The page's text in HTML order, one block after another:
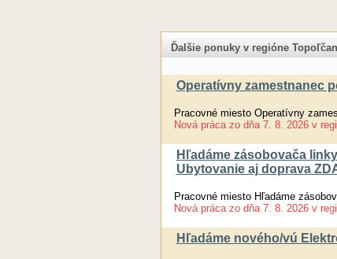
Ďalšie ponuky v regióne
Operatívny zamestnanec
Pracovné miesto Operatívny
Nová práca zo dňa 7. 8. 2026 v
Hľadáme zásobovača
Ubytovanie aj doprava
Pracovné miesto Hľadáme
Nová práca zo dňa 7. 8. 2026 v
Hľadáme nového/vú